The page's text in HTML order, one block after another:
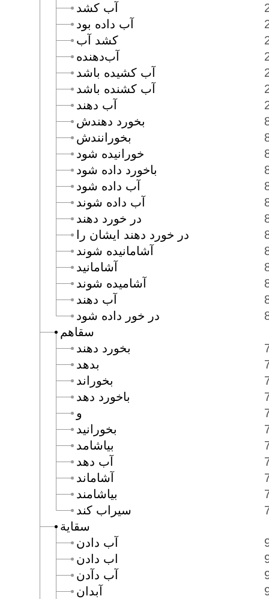
سقاهم
سقاية
آب كشد
آب داده بود
كشد آب
آب‌دهنده
آب كشيده باشد
آب كشنده باشد
آب دهند
بخورد دهندش
بخورانندش
خورانيده شود
باخورد داده شود
آب داده شود
آب داده شوند
در خورد دهند
در خورد دهند ايشان را
آشامانيده شوند
آشامانيد
آشاميده شوند
آب دهند
در خور داده شود
بخورد دهند
بدهد
بخوراند
باخورد دهد
و
بخورانيد
بياشامد
آب دهد
آشاماند
بياشامند
سيراب كند
آب دادن
اب دادن
آب دآدن
آبدان